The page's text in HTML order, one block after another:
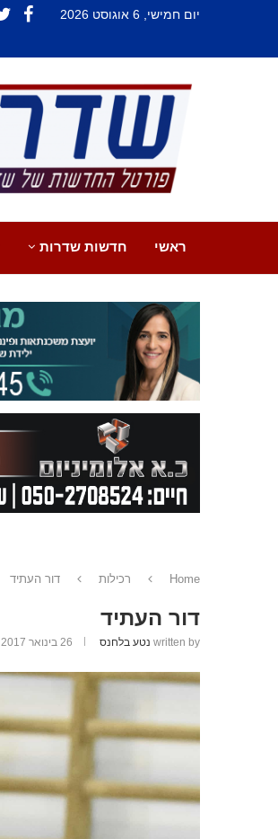
יום חמישי, 6 אוגוסט 2026
ראשי חדשות שדרות
Home רכילות דור העתיד
דור העתיד
written by נטע בלחנס 26 בינואר 2017